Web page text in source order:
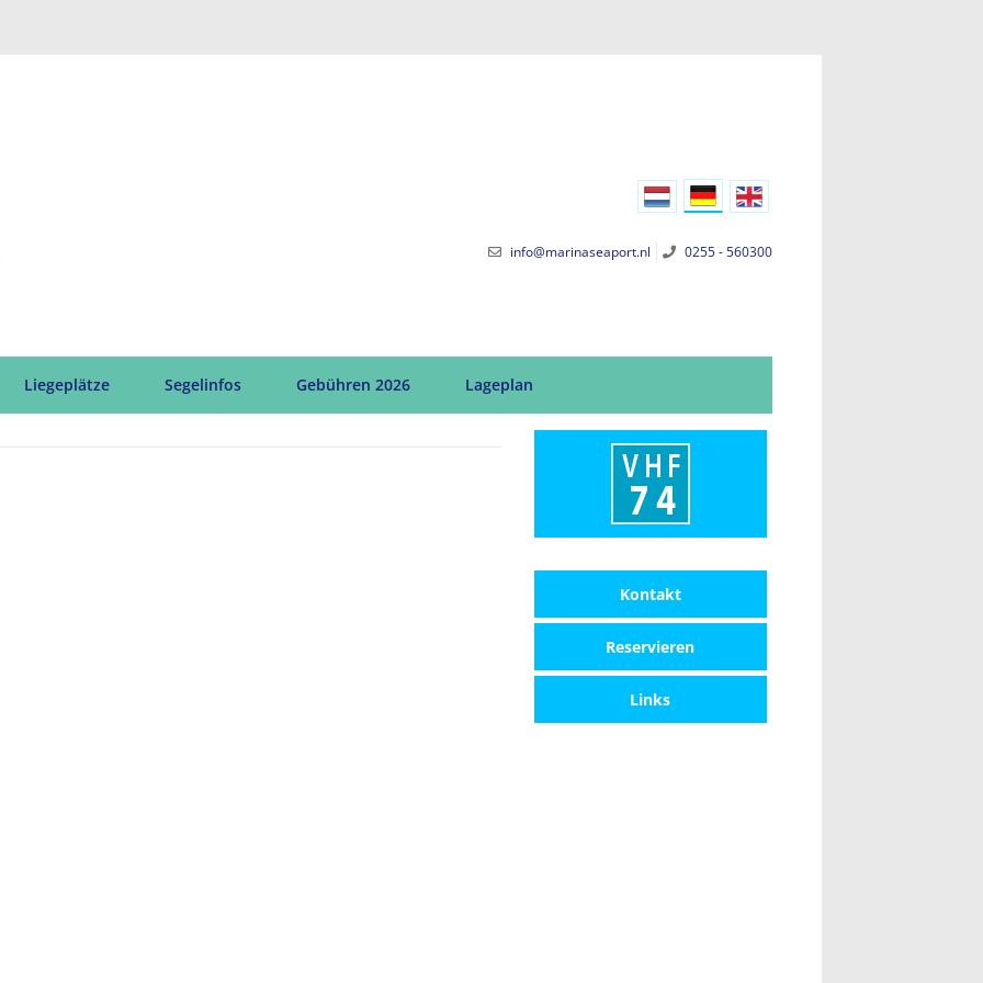
info@marinaseaport.nl 0255 - 560300
Liegeplätze Segelinfos Gebühren 2026 Lageplan
Kontakt
Reservieren
Links